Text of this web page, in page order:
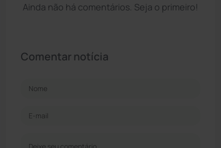
Ainda não há comentários. Seja o primeiro!
Comentar notícia